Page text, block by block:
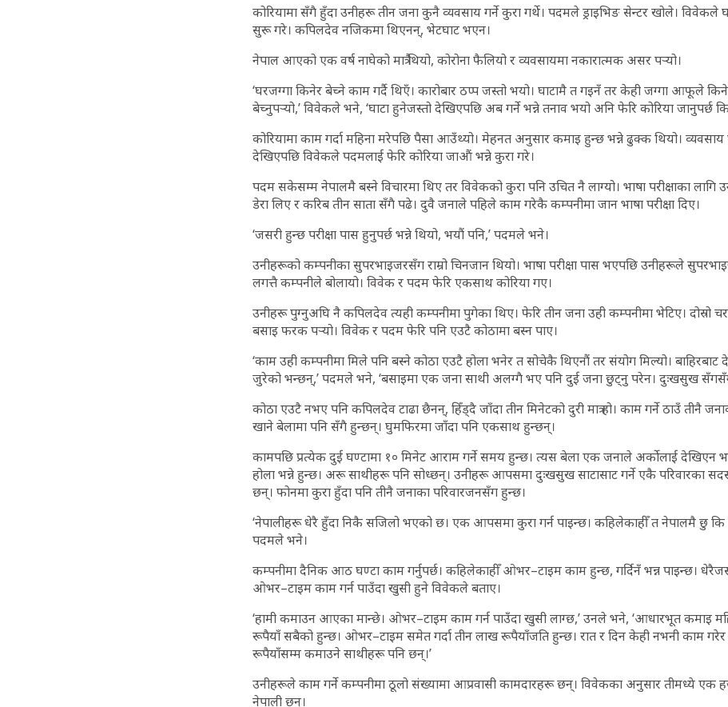
कोरियामा सँगै हुँदा उनीहरू तीन जना कुनै व्यवसाय गर्ने कुरा गर्थे। पदमले ड्राइभिङ सेन्टर खोले। विवेकले
सुरू गरे। कपिलदेव नजिकमा थिएनन्, भेटघाट भएन।
नेपाल आएको एक वर्ष नाघेको मात्रै थियो, कोरोना फैलियो र व्यवसायमा नकारात्मक असर पर्‍यो।
‘घरजग्गा किनेर बेच्ने काम गर्दै थिएँ। कारोबार ठप्प जस्तो भयो। घाटामै त गइनँ तर केही जग्गा आफूले
बेच्नुपर्‍यो,’ विवेकले भने, ‘घाटा हुनेजस्तो देखिएपछि अब गर्ने भन्ने तनाव भयो अनि फेरि कोरिया जानुपर्छ कि
कोरियामा काम गर्दा महिना मरेपछि पैसा आउँथ्यो। मेहनत अनुसार कमाइ हुन्छ भन्ने ढुक्क थियो। व्यवसाय
देखिएपछि विवेकले पदमलाई फेरि कोरिया जाऔं भन्ने कुरा गरे।
पदम सकेसम्म नेपालमै बस्ने विचारमा थिए तर विवेकको कुरा पनि उचित नै लाग्यो। भाषा परीक्षाका
डेरा लिए र करिब तीन साता सँगै पढे। दुवै जनाले पहिले काम गरेकै कम्पनीमा जान भाषा परीक्षा दिए।
‘जसरी हुन्छ परीक्षा पास हुनुपर्छ भन्ने थियो, भयौं पनि,’ पदमले भने।
उनीहरूको कम्पनीका सुपरभाइजरसँग राम्रो चिनजान थियो। भाषा परीक्षा पास भएपछि उनीहरूले
लगत्तै कम्पनीले बोलायो। विवेक र पदम फेरि एकसाथ कोरिया गए।
उनीहरू पुग्नुअघि नै कपिलदेव त्यही कम्पनीमा पुगेका थिए। फेरि तीन जना उही कम्पनीमा भेटिए। दोस्रो
बसाइ फरक पर्‍यो। विवेक र पदम फेरि पनि एउटै कोठामा बस्न पाए।
‘काम उही कम्पनीमा मिले पनि बस्ने कोठा एउटै होला भनेर त सोचेकै थिएनौं तर संयोग मिल्यो।
जुरेको भन्छन्,’ पदमले भने, ‘बसाइमा एक जना साथी अलग्गै भए पनि दुई जना छुट्नु परेन। दुःखसुख
कोठा एउटै नभए पनि कपिलदेव टाढा छैनन्, हिँड्दै जाँदा तीन मिनेटको दुरी मात्र हो। काम गर्ने ठाउँ तीनै
खाने बेलामा पनि सँगै हुन्छन्। घुमफिरमा जाँदा पनि एकसाथ हुन्छन्।
कामपछि प्रत्येक दुई घण्टामा १० मिनेट आराम गर्ने समय हुन्छ। त्यस बेला एक जनाले अर्कोलाई देखिएन
होला भन्ने हुन्छ। अरू साथीहरू पनि सोध्छन्। उनीहरू आपसमा दुःखसुख साटासाट गर्ने एकै परिवारका
छन्। फोनमा कुरा हुँदा पनि तीनै जनाका परिवारजनसँग हुन्छ।
‘नेपालीहरू धेरै हुँदा निकै सजिलो भएको छ। एक आपसमा कुरा गर्न पाइन्छ। कहिलेकाहीँ त नेपालमै छु कि
पदमले भने।
कम्पनीमा दैनिक आठ घण्टा काम गर्नुपर्छ। कहिलेकाहीँ ओभर–टाइम काम हुन्छ, गर्दिनँ भन्न पाइन्छ।
ओभर–टाइम काम गर्न पाउँदा खुसी हुने विवेकले बताए।
‘हामी कमाउन आएका मान्छे। ओभर–टाइम काम गर्न पाउँदा खुसी लाग्छ,’ उनले भने, ‘आधारभूत कमाइ
रूपैयाँ सबैको हुन्छ। ओभर–टाइम समेत गर्दा तीन लाख रूपैयाँजति हुन्छ। रात र दिन केही नभनी काम
रूपैयाँसम्म कमाउने साथीहरू पनि छन्।’
उनीहरूले काम गर्ने कम्पनीमा ठूलो संख्यामा आप्रवासी कामदारहरू छन्। विवेकका अनुसार तीमध्ये एक
नेपाली छन्।